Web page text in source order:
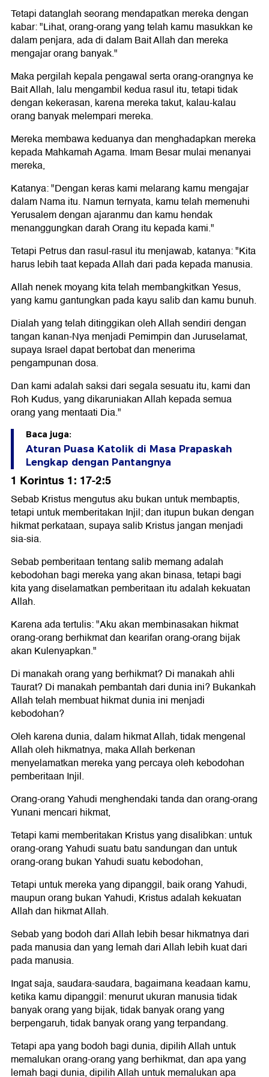
Tetapi datanglah seorang mendapatkan mereka dengan
kabar: "Lihat, orang-orang yang telah kamu masukkan ke
dalam penjara, ada di dalam Bait Allah dan mereka
mengajar orang banyak."
Maka pergilah kepala pengawal serta orang-orangnya ke
Bait Allah, lalu mengambil kedua rasul itu, tetapi tidak
dengan kekerasan, karena mereka takut, kalau-kalau
orang banyak melempari mereka.
Mereka membawa keduanya dan menghadapkan mereka
kepada Mahkamah Agama. Imam Besar mulai menanyai
mereka,
Katanya: "Dengan keras kami melarang kamu mengajar
dalam Nama itu. Namun ternyata, kamu telah memenuhi
Yerusalem dengan ajaranmu dan kamu hendak
menanggungkan darah Orang itu kepada kami."
Tetapi Petrus dan rasul-rasul itu menjawab, katanya: "Kita
harus lebih taat kepada Allah dari pada kepada manusia.
Allah nenek moyang kita telah membangkitkan Yesus,
yang kamu gantungkan pada kayu salib dan kamu bunuh.
Dialah yang telah ditinggikan oleh Allah sendiri dengan
tangan kanan-Nya menjadi Pemimpin dan Juruselamat,
supaya Israel dapat bertobat dan menerima
pengampunan dosa.
Dan kami adalah saksi dari segala sesuatu itu, kami dan
Roh Kudus, yang dikaruniakan Allah kepada semua
orang yang mentaati Dia."
Baca juga:
Aturan Puasa Katolik di Masa Prapaskah
Lengkap dengan Pantangnya
1 Korintus 1: 17-2:5
Sebab Kristus mengutus aku bukan untuk membaptis,
tetapi untuk memberitakan Injil; dan itupun bukan dengan
hikmat perkataan, supaya salib Kristus jangan menjadi
sia-sia.
Sebab pemberitaan tentang salib memang adalah
kebodohan bagi mereka yang akan binasa, tetapi bagi
kita yang diselamatkan pemberitaan itu adalah kekuatan
Allah.
Karena ada tertulis: "Aku akan membinasakan hikmat
orang-orang berhikmat dan kearifan orang-orang bijak
akan Kulenyapkan."
Di manakah orang yang berhikmat? Di manakah ahli
Taurat? Di manakah pembantah dari dunia ini? Bukankah
Allah telah membuat hikmat dunia ini menjadi
kebodohan?
Oleh karena dunia, dalam hikmat Allah, tidak mengenal
Allah oleh hikmatnya, maka Allah berkenan
menyelamatkan mereka yang percaya oleh kebodohan
pemberitaan Injil.
Orang-orang Yahudi menghendaki tanda dan orang-orang
Yunani mencari hikmat,
Tetapi kami memberitakan Kristus yang disalibkan: untuk
orang-orang Yahudi suatu batu sandungan dan untuk
orang-orang bukan Yahudi suatu kebodohan,
Tetapi untuk mereka yang dipanggil, baik orang Yahudi,
maupun orang bukan Yahudi, Kristus adalah kekuatan
Allah dan hikmat Allah.
Sebab yang bodoh dari Allah lebih besar hikmatnya dari
pada manusia dan yang lemah dari Allah lebih kuat dari
pada manusia.
Ingat saja, saudara-saudara, bagaimana keadaan kamu,
ketika kamu dipanggil: menurut ukuran manusia tidak
banyak orang yang bijak, tidak banyak orang yang
berpengaruh, tidak banyak orang yang terpandang.
Tetapi apa yang bodoh bagi dunia, dipilih Allah untuk
memalukan orang-orang yang berhikmat, dan apa yang
lemah bagi dunia, dipilih Allah untuk memalukan apa